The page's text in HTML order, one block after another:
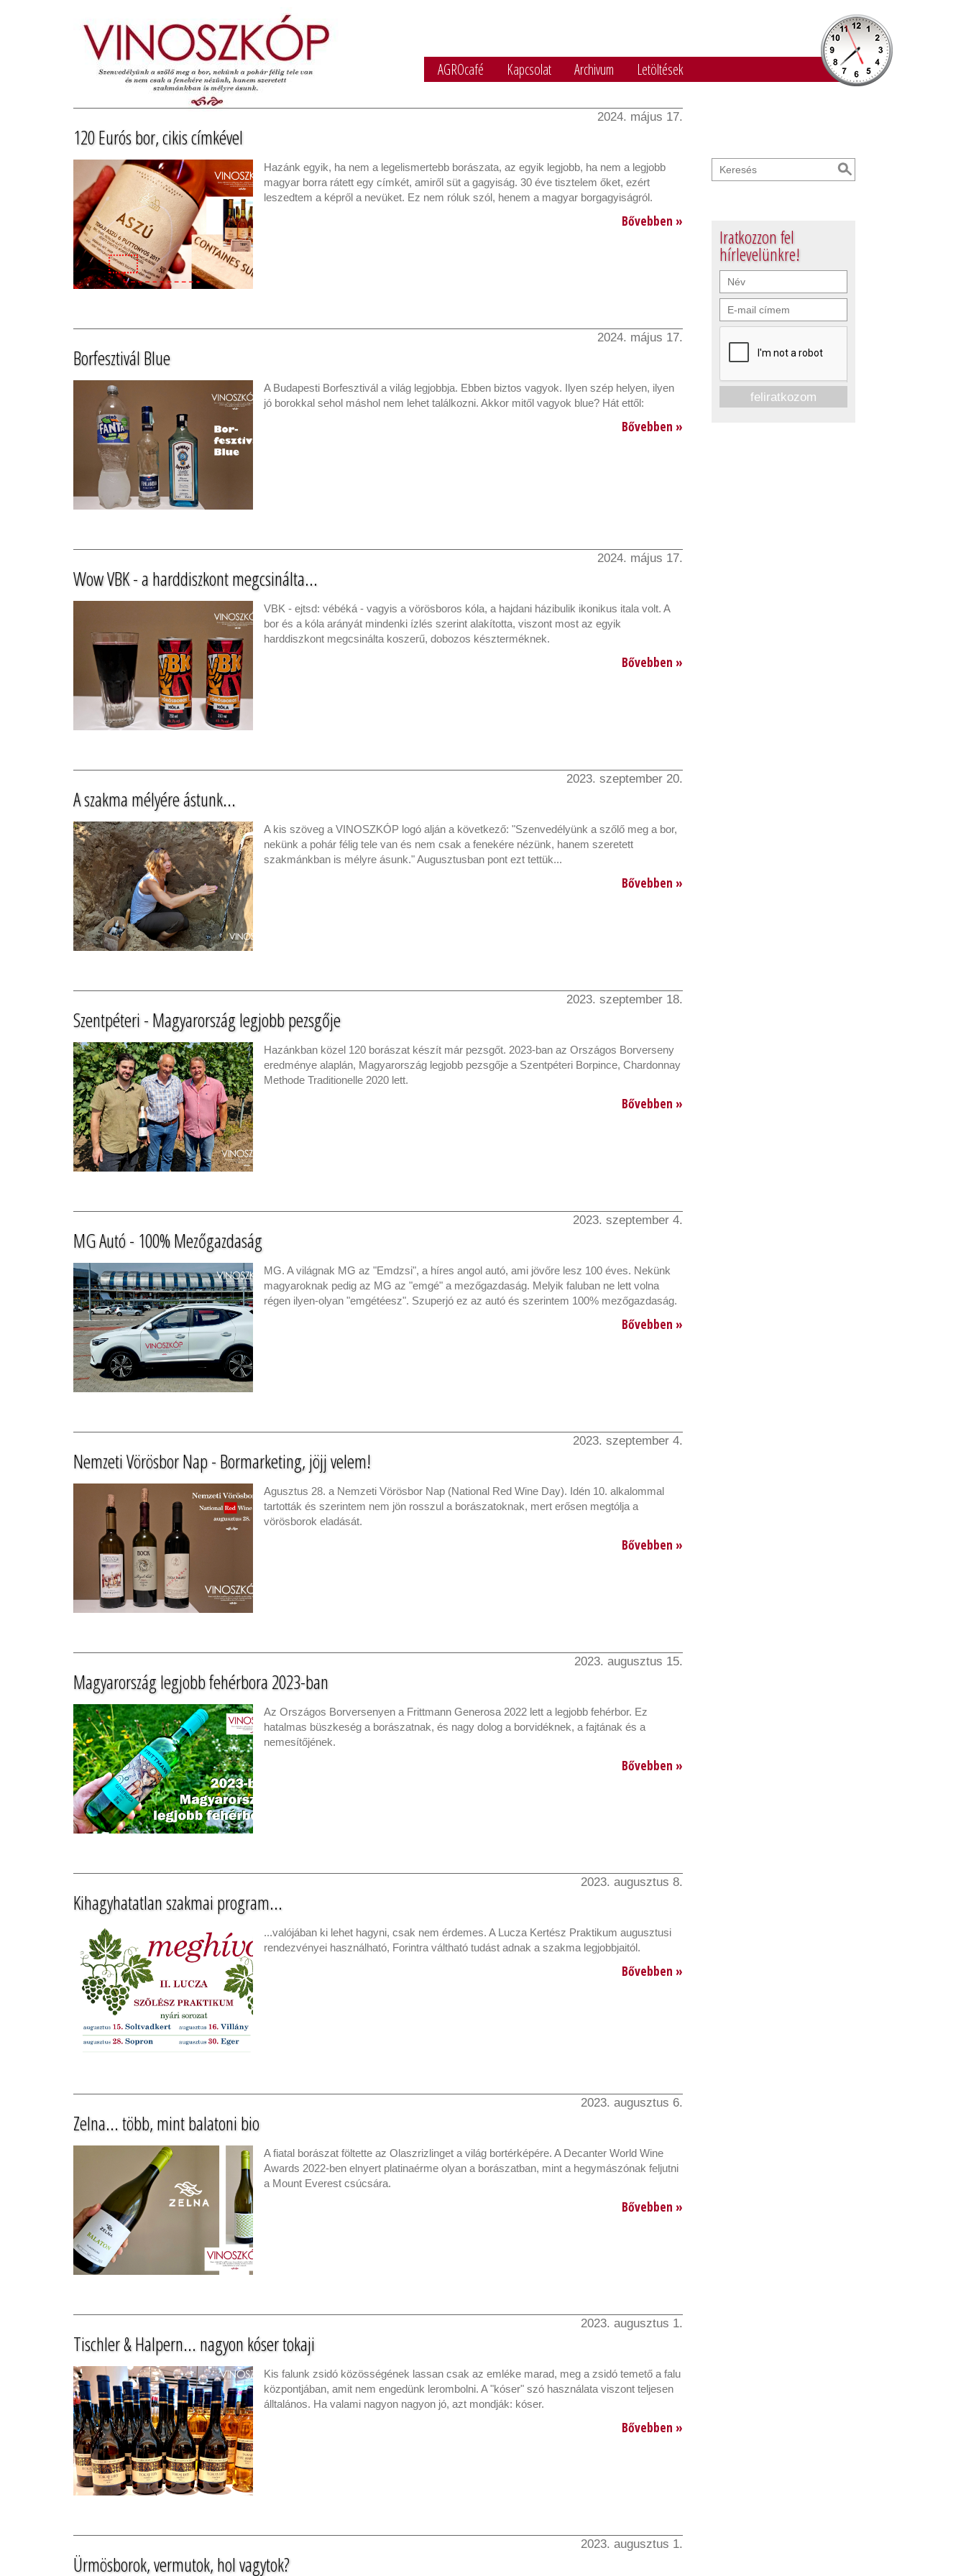
AGROcafé Kapcsolat Archivum Letöltések
2024. május 17.
120 Eurós bor, cikis címkével
Hazánk egyik, ha nem a legelismertebb borászata, az egyik legjobb, ha nem a legjobb
magyar borra rátett egy címkét, amiről süt a gagyiság. 30 éve tisztelem őket, ezért
leszedtem a képről a nevüket. Ez nem róluk szól, henem a magyar borgagyiságról.
Bővebben »
2024. május 17.
Borfesztivál Blue
A Budapesti Borfesztivál a világ legjobbja. Ebben biztos vagyok. Ilyen szép helyen, ilyen
jó borokkal sehol máshol nem lehet találkozni. Akkor mitől vagyok blue? Hát ettől:
Bővebben »
2024. május 17.
Wow VBK - a harddiszkont megcsinálta...
VBK - ejtsd: vébéká - vagyis a vörösboros kóla, a hajdani házibulik ikonikus itala volt. A
bor és a kóla arányát mindenki ízlés szerint alakította, viszont most az egyik
harddiszkont megcsinálta koszerű, dobozos készterméknek.
Bővebben »
2023. szeptember 20.
A szakma mélyére ástunk...
A kis szöveg a VINOSZKÓP logó alján a következő: "Szenvedélyünk a szőlő meg a bor,
nekünk a pohár félig tele van és nem csak a fenekére nézünk, hanem szeretett
szakmánkban is mélyre ásunk." Augusztusban pont ezt tettük...
Bővebben »
2023. szeptember 18.
Szentpéteri - Magyarország legjobb pezsgője
Hazánkban közel 120 borászat készít már pezsgőt. 2023-ban az Országos Borverseny
eredménye alaplán, Magyarország legjobb pezsgője a Szentpéteri Borpince, Chardonnay
Methode Traditionelle 2020 lett.
Bővebben »
2023. szeptember 4.
MG Autó - 100% Mezőgazdaság
MG. A világnak MG az "Emdzsi", a híres angol autó, ami jövőre lesz 100 éves. Nekünk
magyaroknak pedig az MG az "emgé" a mezőgazdaság. Melyik faluban ne lett volna
régen ilyen-olyan "emgétéesz". Szuperjó ez az autó és szerintem 100% mezőgazdaság.
Bővebben »
2023. szeptember 4.
Nemzeti Vörösbor Nap - Bormarketing, jöjj velem!
Agusztus 28. a Nemzeti Vörösbor Nap (National Red Wine Day). Idén 10. alkalommal
tartották és szerintem nem jön rosszul a borászatoknak, mert erősen megtólja a
vörösborok eladását.
Bővebben »
2023. augusztus 15.
Magyarország legjobb fehérbora 2023-ban
Az Országos Borversenyen a Frittmann Generosa 2022 lett a legjobb fehérbor. Ez
hatalmas büszkeség a borászatnak, és nagy dolog a borvidéknek, a fajtának és a
nemesítőjének.
Bővebben »
2023. augusztus 8.
Kihagyhatatlan szakmai program...
...valójában ki lehet hagyni, csak nem érdemes. A Lucza Kertész Praktikum augusztusi
rendezvényei használható, Forintra váltható tudást adnak a szakma legjobbjaitól.
Bővebben »
2023. augusztus 6.
Zelna... több, mint balatoni bio
A fiatal borászat föltette az Olaszrizlinget a világ bortérképére. A Decanter World Wine
Awards 2022-ben elnyert platinaérme olyan a borászatban, mint a hegymászónak feljutni
a Mount Everest csúcsára.
Bővebben »
2023. augusztus 1.
Tischler & Halpern... nagyon kóser tokaji
Kis falunk zsidó közösségének lassan csak az emléke marad, meg a zsidó temető a falu
központjában, amit nem engedünk lerombolni. A "kóser" szó használata viszont teljesen
álltalános. Ha valami nagyon nagyon jó, azt mondják: kóser.
Bővebben »
2023. augusztus 1.
Ürmösborok, vermutok, hol vagytok?
Iratkozzon fel
hírlevelünkre!